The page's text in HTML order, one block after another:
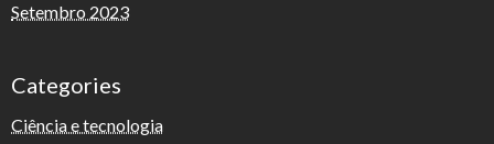
Setembro 2023
Categories
Ciência e tecnologia